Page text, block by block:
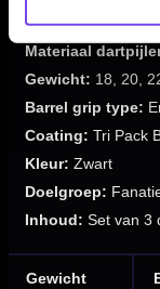
Producttype:
Materiaal
Gewicht: 18, 20,
Barrel grip type:
Coating: Tri Pack
Kleur: Zwart
Doelgroep:
Inhoud: Set van 3
Gewicht